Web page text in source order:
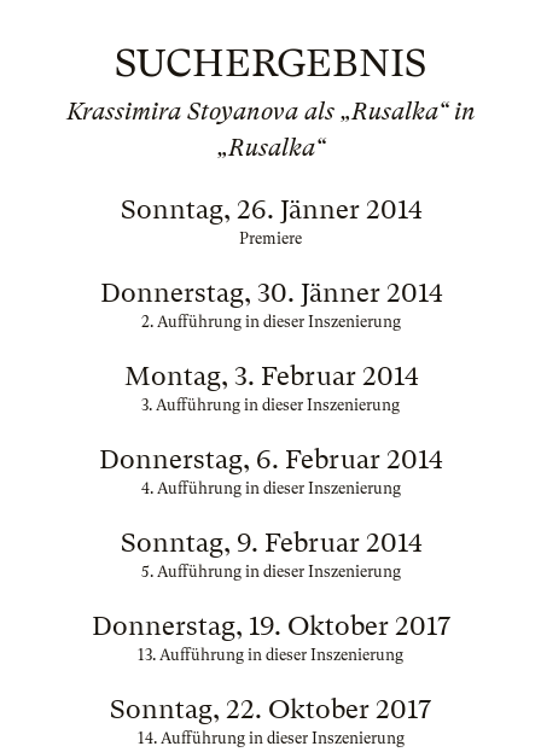
SUCHERGEBNIS
Krassimira Stoyanova als „Rusalka“ in
„Rusalka“
Sonntag, 26. Jänner 2014
Premiere
Donnerstag, 30. Jänner 2014
2. Aufführung in dieser Inszenierung
Montag, 3. Februar 2014
3. Aufführung in dieser Inszenierung
Donnerstag, 6. Februar 2014
4. Aufführung in dieser Inszenierung
Sonntag, 9. Februar 2014
5. Aufführung in dieser Inszenierung
Donnerstag, 19. Oktober 2017
13. Aufführung in dieser Inszenierung
Sonntag, 22. Oktober 2017
14. Aufführung in dieser Inszenierung